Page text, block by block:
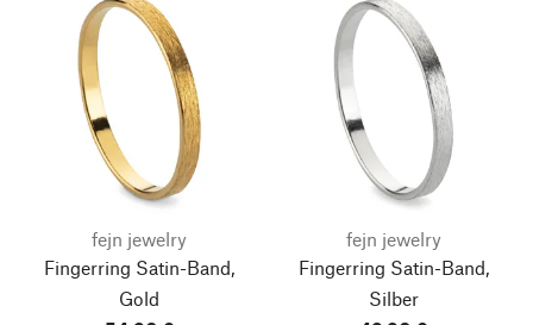
fejn jewelry
Fingerring Satin-Band,
Gold
fejn jewelry
Fingerring Satin-Band,
Silber